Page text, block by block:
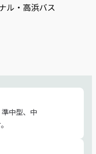
ル・高浜バス
中型、中